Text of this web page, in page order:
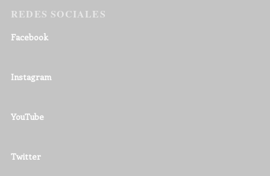
REDES SOCIALES
Facebook
Instagram
YouTube
Twitter